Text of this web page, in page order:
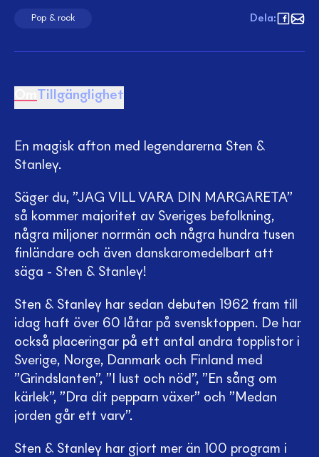
Pop & rock Dela:
Tillgänglighet
En magisk afton med legendarerna Sten &
Stanley.
Säger du, ”JAG VILL VARA DIN MARGARETA”
så kommer majoritet av Sveriges befolkning,
några miljoner norrmän och några hundra tusen
finländare och även danskaromedelbart att
säga - Sten & Stanley!
Sten & Stanley har sedan debuten 1962 fram till
idag haft över 60 låtar på svensktoppen. De har
också placeringar på ett antal andra topplistor i
Sverige, Norge, Danmark och Finland med
”Grindslanten”, ”I lust och nöd”, ”En sång om
kärlek”, ”Dra dit pepparn växer” och ”Medan
jorden går ett varv”.
Sten & Stanley har gjort mer än 100 program i